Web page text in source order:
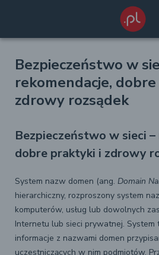
Bezpieczeństwo w
rekomendacje,
zdrowy rozsądek
Bezpieczeństwo w sieci –
dobre praktyki i zdrowy
System nazw domen (ang. Domain
hierarchiczny, rozproszony system
komputerów, usług lub dowolnych
Internetu lub sieci prywatnej. System
informacje z nazwami domen
uczestniczących w nim podmiotów.